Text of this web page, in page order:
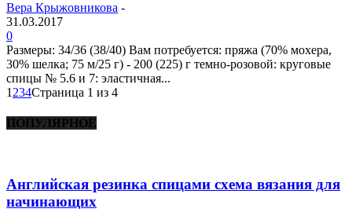
Вера Крыжовникова -
31.03.2017
0
Размеры: 34/36 (38/40) Вам потребуется: пряжа (70% мохера,
30% шелка; 75 м/25 г) - 200 (225) г темно-розовой: круговые
спицы № 5.6 и 7: эластичная...
1 234Страница 1 из 4
ПОПУЛЯРНОЕ
Английская резинка спицами схема вязания для
начинающих